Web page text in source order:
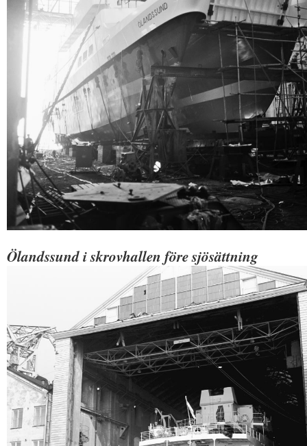
Ölandssund i skrovhallen före sjösättning